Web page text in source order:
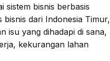
sistem bisnis berbasis
dari Indonesia Timur,
isu yang dihadapi di sana,
kekurangan lahan